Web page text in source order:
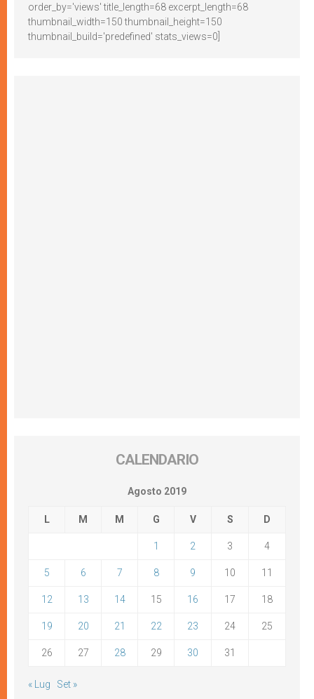
order_by='views' title_length=68 excerpt_length=68
thumbnail_width=150 thumbnail_height=150
thumbnail_build='predefined' stats_views=0]
CALENDARIO
Agosto 2019
L M M G V S D
1 2 3 4
5 6 7 8 9 10 11
12 13 14 15 16 17 18
19 20 21 22 23 24 25
26 27 28 29 30 31
« Lug Set »